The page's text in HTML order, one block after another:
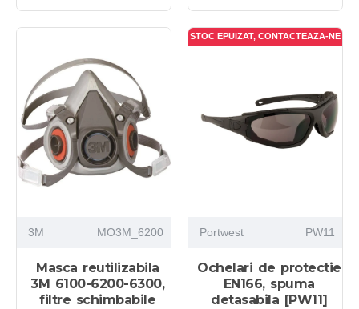
3M MO3M_6200
Masca reutilizabila
3M 6100-6200-6300,
filtre schimbabile
STOC EPUIZAT, CONTACTEAZA-NE
Portwest PW11
Ochelari de protectie
EN166, spuma
detasabila [PW11]